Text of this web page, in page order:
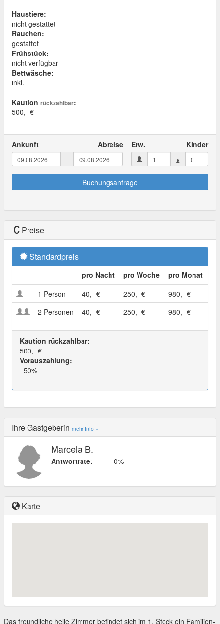
Haustiere:
nicht gestattet
Rauchen:
gestattet
Frühstück:
nicht verfügbar
Bettwäsche:
inkl.
Kaution rückzahlbar:
500,- €
Ankunft Abreise
-
Erw. Kinder
Buchungsanfrage
Preise
Standardpreis
pro Nacht pro Woche
pro Monat
1 Person
40,- € 250,- €
980,- €
2 Personen
40,- € 250,- € 980,- €
Kaution rückzahlbar:
500,- €
Vorauszahlung:
50%
Ihre Gastgeberin mehr Info »
Marcela B.
Antwortrate: 0%
Karte
Das freundliche helle Zimmer befindet sich im 1. Stock ein Familien-